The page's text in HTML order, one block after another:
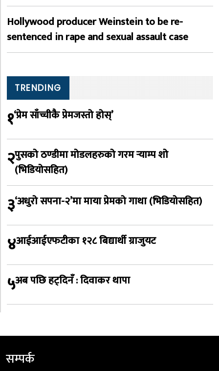
Hollywood producer Weinstein to be re-
sentenced in rape and sexual assault case
TRENDING
१‘प्रेम साँच्चीकै प्रेमजस्तो होस्’
२पुसको ठण्डीमा मोडलहरुको गरम र्‍याम्प शो
(भिडियोसहित)
३‘अधुरो सपना-२’मा माया प्रेमको गाथा (भिडियोसहित)
४आईआईएफटीका १२८ बिद्यार्थी ग्राजुयट
५अब पछि हट्दिनँ : दिवाकर थापा
सम्पर्क